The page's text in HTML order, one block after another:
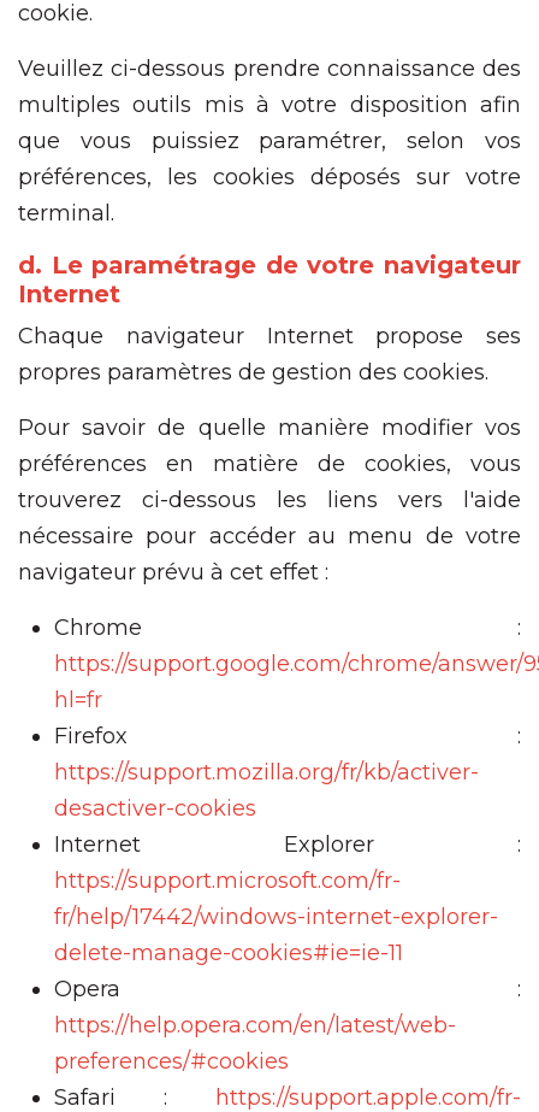
cookie.
Veuillez ci-dessous prendre connaissance des
multiples outils mis à votre disposition afin
que vous puissiez paramétrer, selon vos
préférences, les cookies déposés sur votre
terminal.
d. Le paramétrage de votre navigateur
Internet
Chaque navigateur Internet propose ses
propres paramètres de gestion des cookies.
Pour savoir de quelle manière modifier vos
préférences en matière de cookies, vous
trouverez ci-dessous les liens vers l'aide
nécessaire pour accéder au menu de votre
navigateur prévu à cet effet :
Chrome :
https://support.google.com/chrome/answer/
hl=fr
Firefox :
https://support.mozilla.org/fr/kb/activer-
desactiver-cookies
Internet Explorer :
https://support.microsoft.com/fr-
fr/help/17442/windows-internet-explorer-
delete-manage-cookies#ie=ie-11
Opera :
https://help.opera.com/en/latest/web-
preferences/#cookies
Safari :
https://support.apple.com/fr-